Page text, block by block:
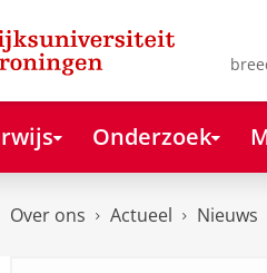
Onderzoek
Over ons Actueel Nieuws